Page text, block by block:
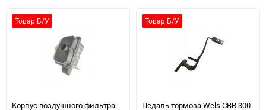
Товар Б/У
Корпус воздушного фильтра
Товар Б/У
Педаль тормоза Wels CBR 300